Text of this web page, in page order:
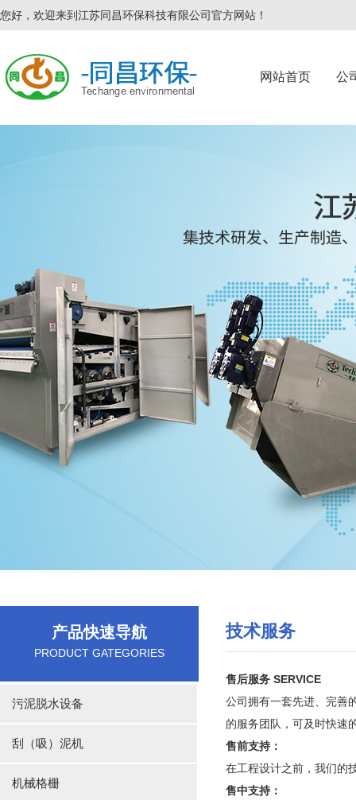
您好，欢迎来到江苏同昌环保科技有限公司官方网站！
网站首页 公
产品快速导航
PRODUCT GATEGORIES
污泥脱水设备
刮（吸）泥机
机械格栅
技术服务
售后服务 SERVICE
公司拥有一套先进、完善
的服务团队，可及时快速
售前支持：
在工程设计之前，我们的
售中支持：